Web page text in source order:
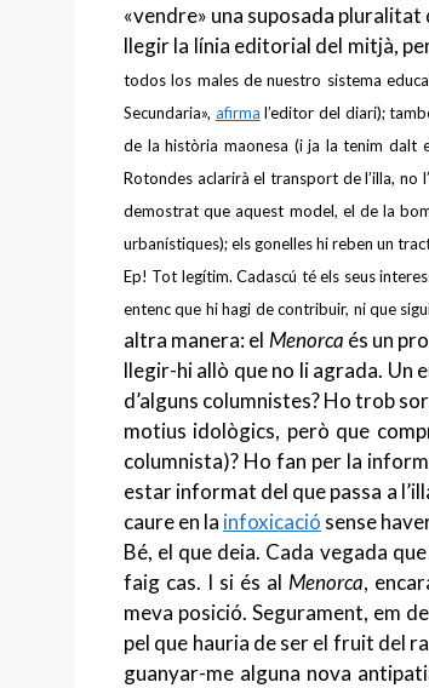
«vendre» una suposada
llegir la línia editorial del mitjà,
todos los males de nuestro sistema
Secundaria», afirma l’editor del diari);
de la història maonesa (i ja la tenim dalt
Rotondes aclarirà el transport de l’illa, no
demostrat que aquest model, el de la
urbanístiques);els gonelles hi reben un
Ep! Tot legítim. Cadascú té els seus
entenc que hi hagi de contribuir, ni que
altra manera: el Menorca és un
llegir-hi allò que no li agrada. Un
d’alguns columnistes? Ho trob
motius idològics, però que
columnista)? Ho fan per la
estar informat del que passa a
caure en la infoxicació sense
Bé, el que deia. Cada vegada
faig cas. I si és al Menorca,
meva posició. Segurament, em
pel que hauria de ser el fruit del
guanyar-me alguna nova